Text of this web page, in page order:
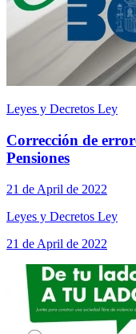
Leyes y Decretos Ley
Corrección de
Pensiones
21 de April de 2022
Leyes y Decretos Ley
21 de April de 2022